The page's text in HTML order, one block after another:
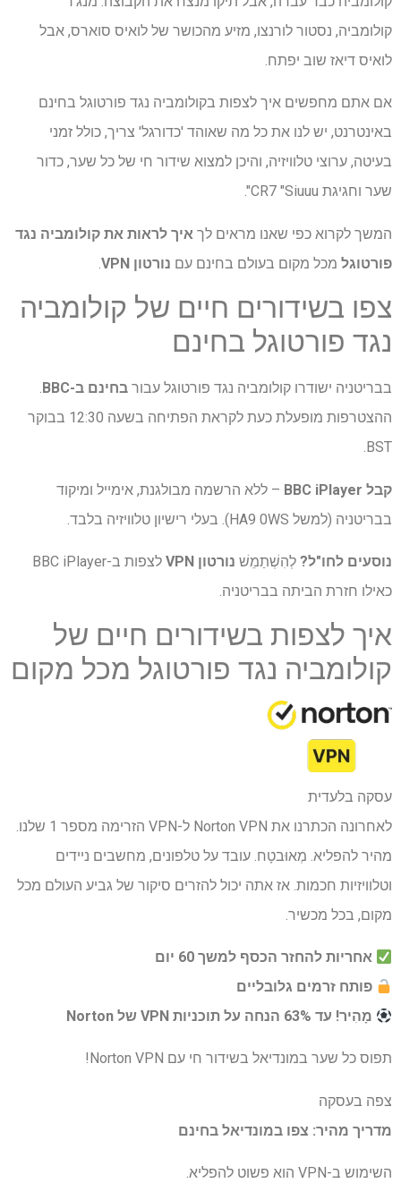
קולומביה, נסטור לורנצו, מזיע מהכושר של לואיס סוארס, אבל
לואיס דיאז שוב יפתח.
אם אתם מחפשים איך לצפות בקולומביה נגד פורטוגל בחינם
באינטרנט, יש לנו את כל מה שאוהד 'כדורגל' צריך, כולל זמני
בעיטה, ערוצי טלוויזיה, והיכן למצוא שידור חי של כל שער, כדור
שער וחגיגת CR7 "Siuuu".
המשך לקרוא כפי שאנו מראים לך איך לראות את קולומביה נגד
פורטוגל מכל מקום בעולם בחינם עם נורטון VPN .
צפו בשידורים חיים של קולומביה
נגד פורטוגל בחינם
בבריטניה ישודרו קולומביה נגד פורטוגל עבור בחינם ב-BBC
.
ההצטרפות מופעלת כעת לקראת הפתיחה בשעה 12:30 בבוקר
BST.
קבל BBC iPlayer
– ללא הרשמה מבולגנת, אימייל ומיקוד
בבריטניה (למשל HA9 0WS). בעלי רישיון טלוויזיה בלבד.
נוסעים לחו"ל? לְהִשְׁתַמֵשׁ נורטון VPN
לצפות ב-BBC iPlayer
כאילו חזרת הביתה בבריטניה.
איך לצפות בשידורים חיים של
קולומביה נגד פורטוגל מכל מקום
עסקה בלעדית
לאחרונה הכתרנו את Norton VPN ל-VPN הזרימה מספר 1 שלנו.
מהיר להפליא. מְאוּבטָח. עובד על טלפונים, מחשבים ניידים
וטלוויזיות חכמות. אז אתה יכול להזרים סיקור של גביע העולם מכל
מקום, בכל מכשיר.
אחריות להחזר הכסף למשך 60 יום
פותח זרמים גלובליים
מָהִיר! עד 63% הנחה על תוכניות VPN של Norton
תפוס כל שער במונדיאל בשידור חי עם Norton VPN!
צפה בעסקה
מדריך מהיר: צפו במונדיאל בחינם
השימוש ב-VPN הוא פשוט להפליא.